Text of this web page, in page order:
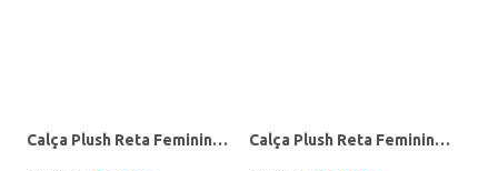
Calça Plush Reta Feminina ROSA Calça Plush Reta Feminina PRETO